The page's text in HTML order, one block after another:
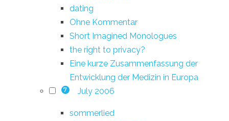
dating
Ohne Kommentar
Short Imagined Monologues
the right to privacy?
Eine kurze Zusammenfassung der
Entwicklung der Medizin in Europa
7 July 2006
sommerlied